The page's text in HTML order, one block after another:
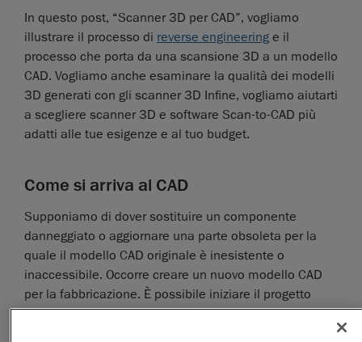
In questo post, “Scanner 3D per CAD”, vogliamo
illustrare il processo di reverse engineering e il
processo che porta da una scansione 3D a un modello
CAD. Vogliamo anche esaminare la qualità dei modelli
3D generati con gli scanner 3D Infine, vogliamo aiutarti
a scegliere scanner 3D e software Scan-to-CAD più
adatti alle tue esigenze e al tuo budget.
Come si arriva al CAD
Supponiamo di dover sostituire un componente
danneggiato o aggiornare una parte obsoleta per la
quale il modello CAD originale è inesistente o
inaccessibile. Occorre creare un nuovo modello CAD
per la fabbricazione. È possibile iniziare il progetto
CAD da un canvas vuoto, il che probabilmente si